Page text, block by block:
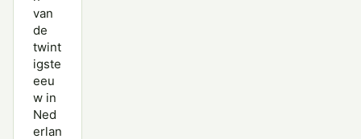
van
de
twint
igste
eeu
w in
Ned
erlan